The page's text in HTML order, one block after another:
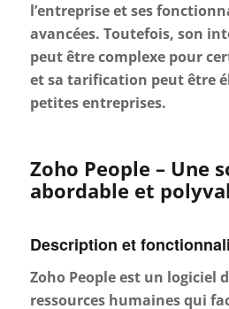
l’entreprise et ses
avancées. Toutefois, son
peut être complexe pour
et sa tarification peut être
petites entreprises.
Zoho People – Une
abordable et
Description et
Zoho People est un logiciel
ressources humaines qui